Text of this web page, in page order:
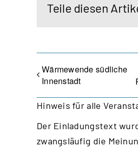
Teile diesen
Wärmewende südliche
Innenstadt
Hinweis für alle
Der Einladungstext
zwangsläufig die